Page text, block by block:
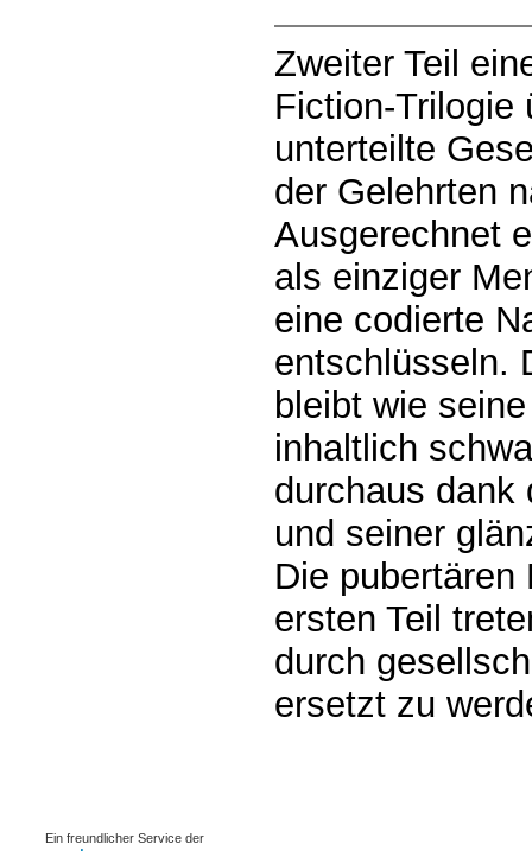
Zweiter Teil
Fiction-Trilogie
unterteilte
der Gelehrten
Ausgerechnet
als einziger
eine codierte
entschlüsseln.
bleibt wie
inhaltlich
durchaus dank
und seiner
Die
ersten Teil
durch
ersetzt zu
Ein freundlicher Service der